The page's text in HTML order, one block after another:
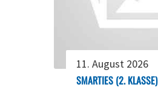
11. August 2026
SMARTIES (2. KLASSE)